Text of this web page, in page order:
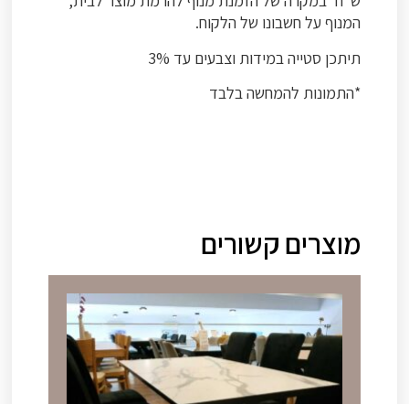
המנוף על חשבונו של הלקוח.
תיתכן סטייה במידות וצבעים עד 3%
*התמונות להמחשה בלבד
מוצרים קשורים